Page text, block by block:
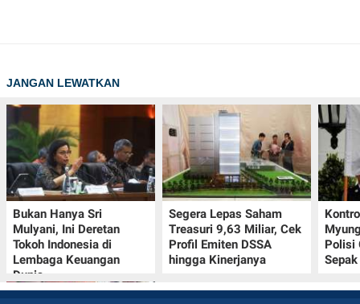
JANGAN LEWATKAN
Bukan Hanya Sri
Mulyani, Ini Deretan
Tokoh Indonesia di
Lembaga Keuangan
Dunia
Segera Lepas Saham
Treasuri 9,63 Miliar, Cek
Profil Emiten DSSA
hingga Kinerjanya
Polisi